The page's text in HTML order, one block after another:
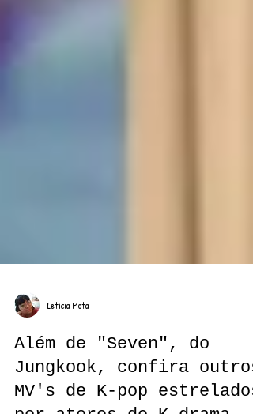
Letícia Mota
Além de "Seven", do
Jungkook, confira outros